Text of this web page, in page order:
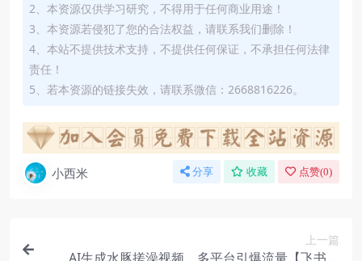
2、本资源仅供学习研究，不得用于任何商业用途！
3、本资源若侵犯了您的合法权益，请联系我们删除！
4、本站不提供技术支持，不提供任何保证，不承担任何法律
责任！
5、若本资源的链接失效，请联系微信：2668816226。
小西米 分享 收藏 点赞(0)
上一篇